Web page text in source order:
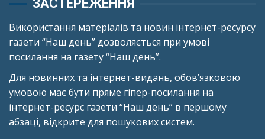
ЗАСТЕРЕЖЕННЯ
Використання матеріалів та новин інтернет-ресурсу
газети “Наш день” дозволяється при умові
посилання на газету “Наш день”.
Для новинних та інтернет-видань, обов’язковою
умовою має бути пряме гіпер-посилання на
інтернет-ресурс газети “Наш день” в першому
абзаці, відкрите для пошукових систем.